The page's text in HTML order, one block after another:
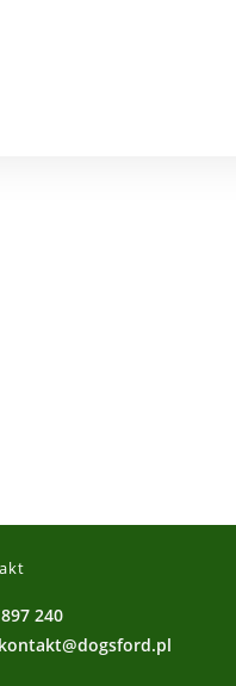
240
kontakt@dogsford.pl